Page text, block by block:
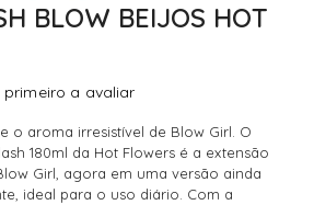
BLOW BEIJOS HOT
primeiro a avaliar
o aroma irresistível de Blow Girl. O
180ml da Hot Flowers é a extensão
Girl, agora em uma versão ainda
ideal para o uso diário. Com a